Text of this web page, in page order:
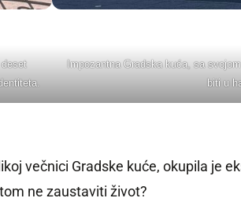
Impozantna Gradska kuća, sa
biti u
večnici Gradske kuće, okupila je
ne zaustaviti život?